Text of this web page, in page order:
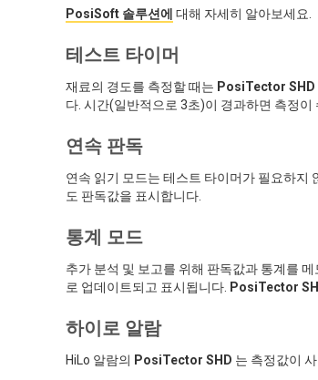
PosiSoft 솔루션에 대해 자세히 알아보세요.
테스트 타이머
재료의 경도를 측정할 때는 PosiTector SHD
다. 시간(일반적으로 3초)이 경과하면 측정이
연속 판독
연속 읽기 모드는 테스트 타이머가 필요하지
도 판독값을 표시합니다.
통계 모드
추가 분석 및 보고를 위해 판독값과 통계를
로 업데이트되고 표시됩니다. PosiTector
하이로 알람
HiLo 알람의 PosiTector SHD 는 측정값이